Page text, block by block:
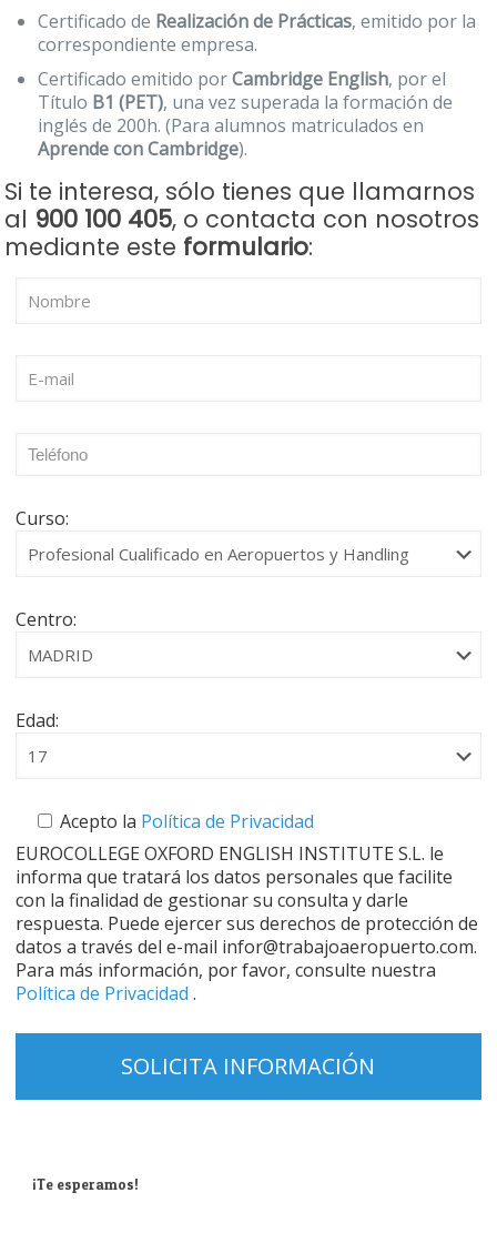
Certificado de Realización de Prácticas, emitido por la
correspondiente empresa.
Certificado emitido porCambridge English, por el
Título B1 (PET), una vez superada la formación de
inglés de 200h. (Para alumnos matriculados en
Aprende con Cambridge).
Si te interesa, sólo tienes que llamarnos
al 900 100 405, o contacta con nosotros
mediante este formulario:
Curso:
Centro:
Edad:
Acepto la Política de Privacidad
EUROCOLLEGE OXFORD ENGLISH INSTITUTE S.L. le
informa que tratará los datos personales que facilite
con la finalidad de gestionar su consulta y darle
respuesta. Puede ejercer sus derechos de protección de
datos a través del e-mail infor@trabajoaeropuerto.com.
Para más información, por favor, consulte nuestra
Política de Privacidad.
¡Te esperamos!